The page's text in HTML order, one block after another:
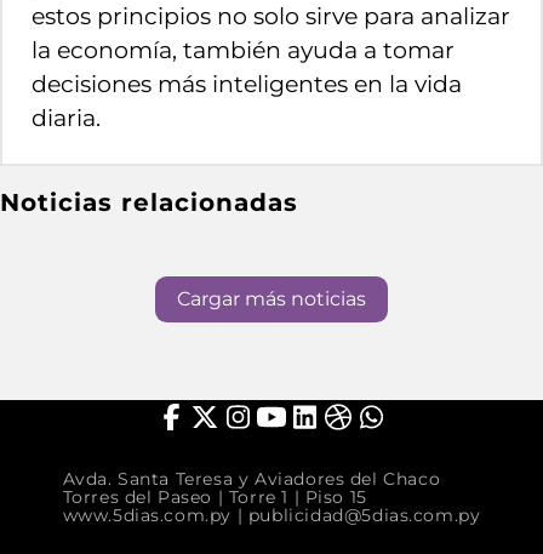
estos principios no solo sirve para analizar
la economía, también ayuda a tomar
decisiones más inteligentes en la vida
diaria.
Noticias relacionadas
Cargar más noticias
Avda. Santa Teresa y Aviadores del Chaco
Torres del Paseo | Torre 1 | Piso 15
www.5dias.com.py | publicidad@5dias.com.py